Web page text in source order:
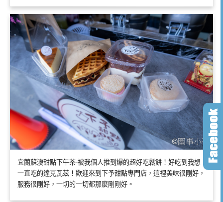
宜蘭蘇澳甜點下午茶-被我個人推到爆的超好吃鬆餅！好吃到我想
一直吃的達克瓦茲！歡迎來到下予甜點專門店，這裡美味很剛好，
服務很剛好，一切的一切都那麼剛剛好。